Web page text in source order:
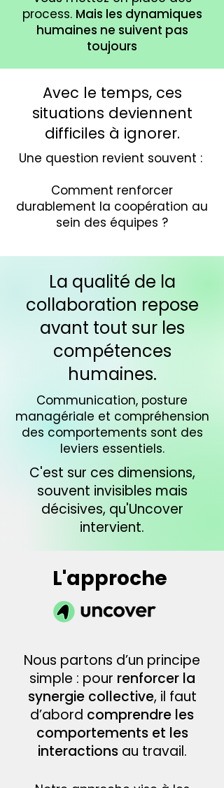
process. Mais les dynamiques
humaines ne suivent pas
toujours
Avec le temps, ces
situations deviennent
difficiles à ignorer.
Une question revient souvent :
Comment renforcer
durablement la coopération au
sein des équipes ?
La qualité de la
collaboration repose
avant tout sur les
compétences
humaines.
Communication, posture
managériale et compréhension
des comportements sont des
leviers essentiels.
C'est sur ces dimensions,
souvent invisibles mais
décisives, qu'Uncover
intervient.
L'approche
Nous partons d’un principe
simple : pour renforcer la
synergie collective, il faut
d’abord comprendre les
comportements et les
interactionsau travail.